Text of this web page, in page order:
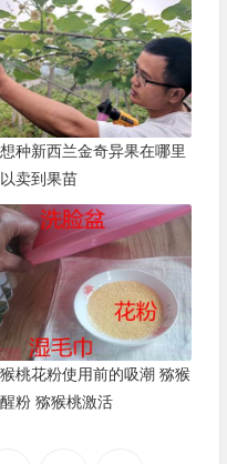
种新西兰金奇异果在哪里
卖到果苗
桃花粉使用前的吸潮 猕猴
粉 猕猴桃激活